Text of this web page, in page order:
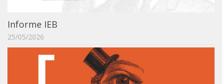
Sobre o LABIEB
Convenios
Eventos
Núcleos de Atividades
Informe IEB
25/05/2026